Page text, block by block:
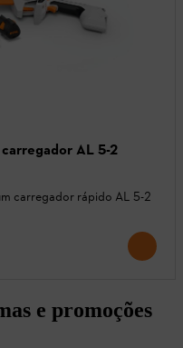
AL 5-2
carregador rápido AL 5-2
e promoções